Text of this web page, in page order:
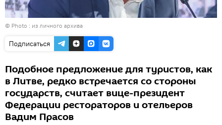
© Photo : из личного архива
Подписаться
Подобное предложение для туристов, как
в Литве, редко встречается со стороны
государств, считает вице-президент
Федерации рестораторов и отельеров
Вадим Прасов